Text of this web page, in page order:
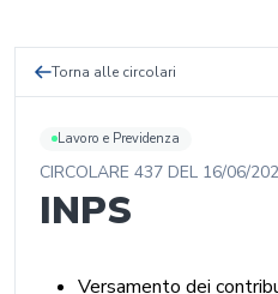
Torna alle circolari
Lavoro e Previdenza
CIRCOLARE 437 DEL 16/06/
INPS
Versamento dei